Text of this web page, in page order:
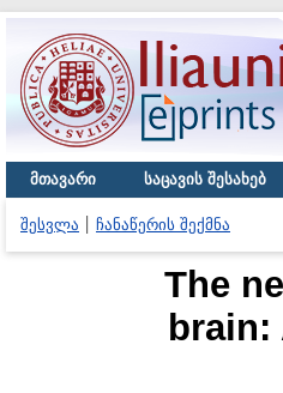
მთავარი საცავის შესახებ
შესვლა ჩანაწერის შექმნა
The
brain: